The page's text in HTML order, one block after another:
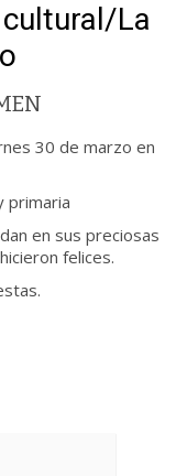
La
30 de marzo en
primaria
en sus preciosas
felices.